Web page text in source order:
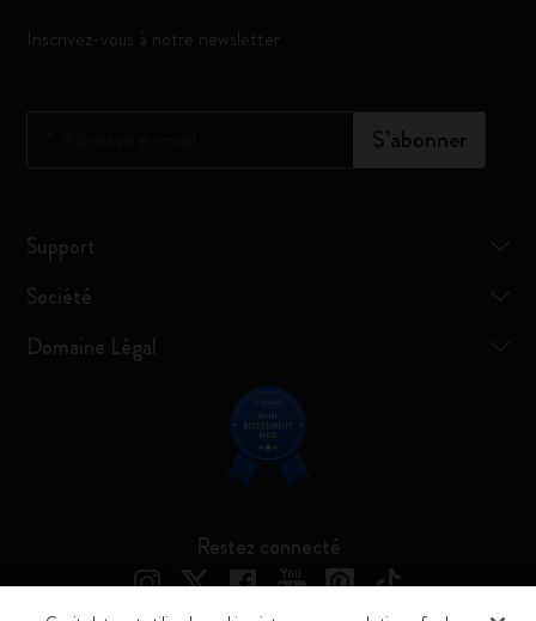
Inscrivez-vous à notre newsletter
S’abonner
Support
Société
Domaine Légal
Restez connecté